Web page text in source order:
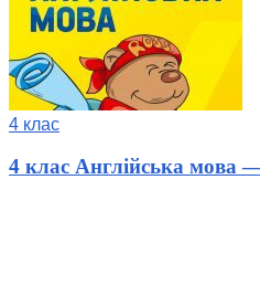
4 клас
4 клас Англійська